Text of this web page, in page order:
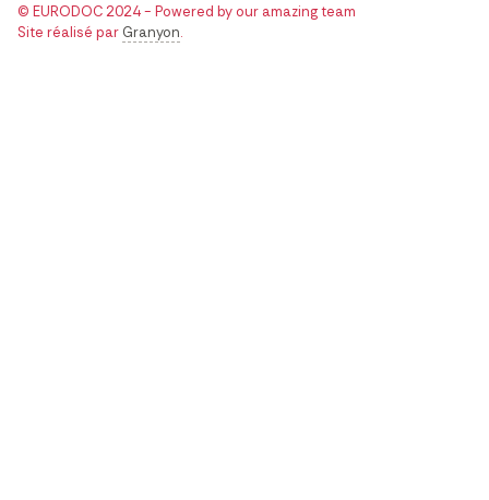
© EURODOC 2024 - Powered by our amazing team
Site réalisé par Granyon.